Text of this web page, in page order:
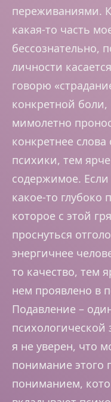
переживаниями.
какая-то часть
бессознательно,
личности
говорю
конкретной боли,
мимолетно
конкретнее
психики, тем
содержимое.
какое-то глубоко
которое с этой
проснуться
энергичнее
то качество, тем
нем проявлено в
Подавление –
я не уверен, что
понимание этого
пониманием,